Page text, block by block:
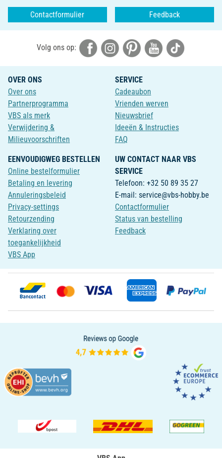
Contactformulier Feedback
Volg ons op:
OVER ONS
Over ons
Partnerprogramma
VBS als merk
Verwijdering &
Milieuvoorschriften
SERVICE
Cadeaubon
Vrienden werven
Nieuwsbrief
Ideeën & Instructies
FAQ
EENVOUDIGWEG BESTELLEN
Online bestelformulier
Betaling en levering
Annuleringsbeleid
Privacy-settings
Retourzending
Verklaring over
toegankelijkheid
VBS App
UW CONTACT NAAR VBS
SERVICE
Telefoon: +32 50 89 35 27
E-mail: service@vbs-hobby.be
Contactformulier
Status van bestelling
Feedback